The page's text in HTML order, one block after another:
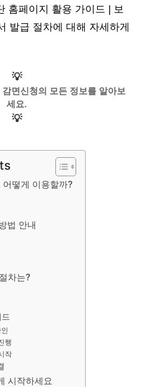
홈페이지 활용 가이드 | 보
발급 절차에 대해 자세하게
💡
면신청의 모든 정보를 알아보
세요.
💡
떻게 이용할까?
법 안내
차는?
행
작
시작하세요